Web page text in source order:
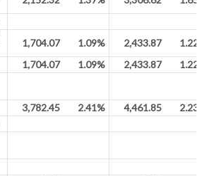
1,704.07 1.09% 2,433.87
1,704.07 1.09% 2,433.87
3,782.45 2.41% 4,461.85